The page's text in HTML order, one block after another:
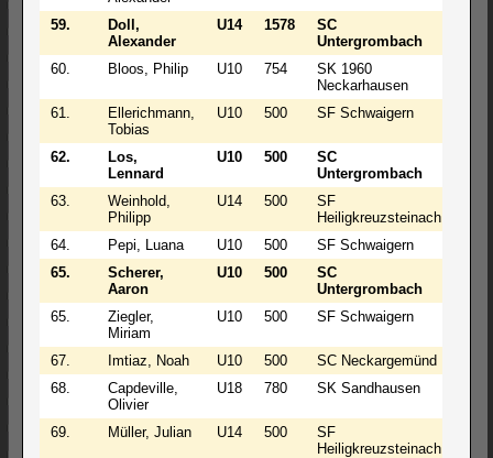
59.
Doll,
Alexander
U14 1578
SC
Untergrombach
60. Bloos, Philip U10 754
SK 1960
Neckarhausen
61.
Ellerichmann,
Tobias
U10 500 SF Schwaigern
62.
Los,
Lennard
U10 500
SC
Untergrombach
63.
Weinhold,
Philipp
U14 500
SF
Heiligkreuzsteinach
64. Pepi, Luana U10 500 SF Schwaigern
65.
Scherer,
Aaron
U10 500
SC
Untergrombach
65.
Ziegler,
Miriam
U10 500 SF Schwaigern
67. Imtiaz, Noah U10 500 SC Neckargemünd
68.
Capdeville,
Olivier
U18 780 SK Sandhausen
69. Müller, Julian U14 500
SF
Heiligkreuzsteinach